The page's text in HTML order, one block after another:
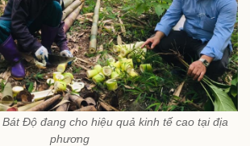
Độ đang cho hiệu quả kinh tế cao tại địa
phương